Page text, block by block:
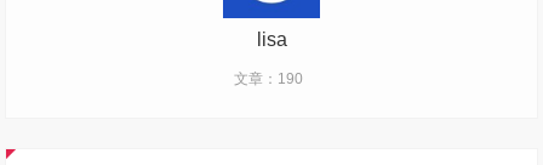
lisa
文章：190